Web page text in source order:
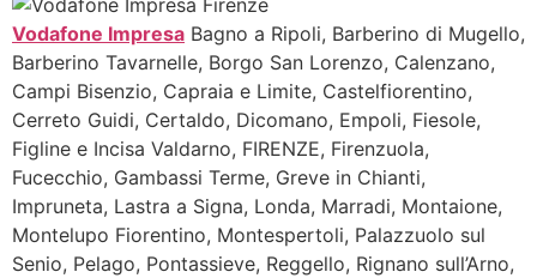
Vodafone Impresa Bagno a Ripoli, Barberino di Mugello,
Barberino Tavarnelle, Borgo San Lorenzo, Calenzano,
Campi Bisenzio, Capraia e Limite, Castelfiorentino,
Cerreto Guidi, Certaldo, Dicomano, Empoli, Fiesole,
Figline e Incisa Valdarno, FIRENZE, Firenzuola,
Fucecchio, Gambassi Terme, Greve in Chianti,
Impruneta, Lastra a Signa, Londa, Marradi, Montaione,
Montelupo Fiorentino, Montespertoli, Palazzuolo sul
Senio, Pelago, Pontassieve, Reggello, Rignano sull’Arno,